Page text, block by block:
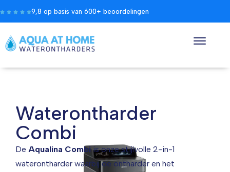
9,8 op basis van 600+ beoordelingen
Waterontharder
Combi
De Aqualina Combiis onze stijlvolle 2-in-1
waterontharder waarbij de ontharder en het